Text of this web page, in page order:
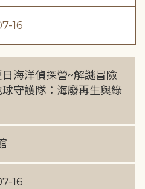
16
日海洋偵探營~解謎冒險
守護隊：海廢再生與綠
16